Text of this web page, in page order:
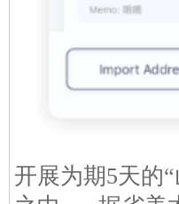
开展为期5天的